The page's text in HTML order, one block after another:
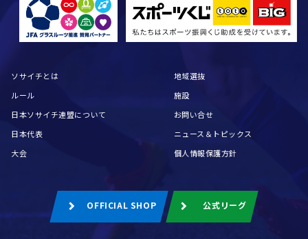
ソサイチとは
ルール
日本ソサイチ連盟について
日本代表
大会
地域選抜
施設
お問い合せ
ニュース＆トピックス
個人情報保護方針
OFFICIAL SHOP 公式リーグ